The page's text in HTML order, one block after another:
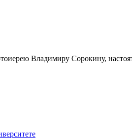
Владимиру Сорокину,